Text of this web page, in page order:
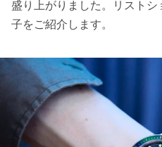
盛り上がりました。リスト
子をご紹介します。